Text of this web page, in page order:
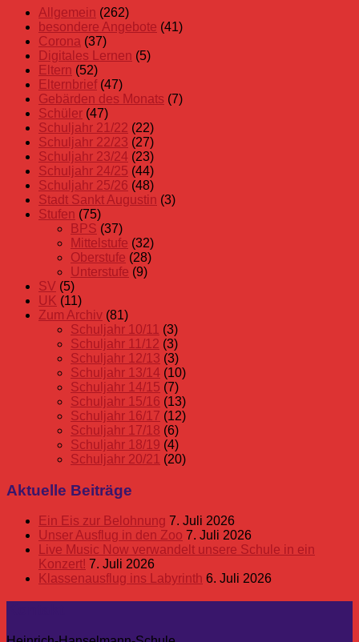
Schuljahr
20/21
Stufen
Allgemein (262)
besondere Angebote (41)
Corona (37)
Digitales Lernen (5)
Eltern (52)
Elternbrief(47)
Gebärden des Monats (7)
Schüler (47)
Schuljahr 21/22 (22)
Schuljahr 22/23 (27)
Schuljahr 23/24 (23)
Schuljahr 24/25 (44)
Schuljahr 25/26 (48)
Stadt Sankt Augustin (3)
Stufen (75)
BPS (37)
Mittelstufe (32)
Oberstufe (28)
Unterstufe (9)
SV (5)
UK (11)
Zum Archiv (81)
Schuljahr 10/11 (3)
Schuljahr 11/12 (3)
Schuljahr 12/13 (3)
Schuljahr 13/14 (10)
Schuljahr 14/15 (7)
Schuljahr 15/16 (13)
Schuljahr 16/17 (12)
Schuljahr 17/18 (6)
Schuljahr 18/19 (4)
Schuljahr 20/21 (20)
Aktuelle Beiträge
Ein Eis zur Belohnung 7. Juli 2026
Unser Ausflug in den Zoo 7. Juli 2026
Live Music Now verwandelt unsere Schule in ein
Konzert! 7. Juli 2026
Klassenausflug ins Labyrinth 6. Juli 2026